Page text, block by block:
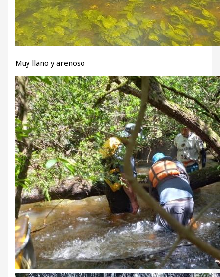
Muy llano y arenoso